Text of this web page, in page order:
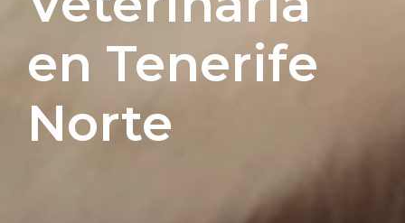
en Tenerife
Norte